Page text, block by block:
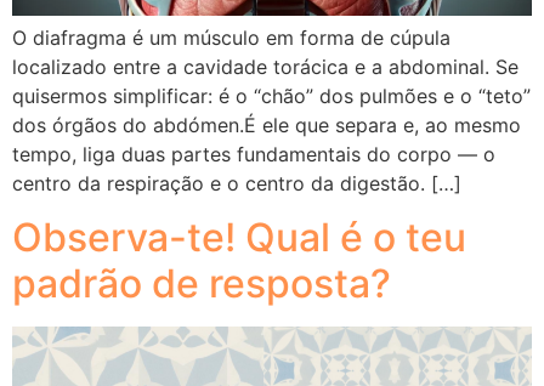
O diafragma é um músculo em forma de cúpula
localizado entre a cavidade torácica e a abdominal. Se
quisermos simplificar: é o “chão” dos pulmões e o “teto”
dos órgãos do abdómen.É ele que separa e, ao mesmo
tempo, liga duas partes fundamentais do corpo — o
centro da respiração e o centro da digestão. […]
Observa-te! Qual é o teu
padrão de resposta?